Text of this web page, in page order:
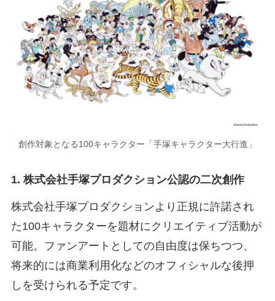
創作対象となる100キャラクター「手塚キャラクター大行進」
1. 株式会社手塚プロダクション公認の二次創作
株式会社手塚プロダクションより正規に許諾され
た100キャラクターを題材にクリエイティブ活動が
可能。ファンアートとしての自由度は保ちつつ、
将来的には商業利用化などのオフィシャルな後押
しを受けられる予定です。